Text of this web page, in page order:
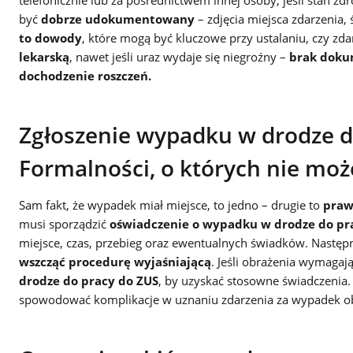
być dobrze udokumentowany – zdjęcia miejsca
to dowody, które mogą być kluczowe przy ustalaniu, czy
lekarską, nawet jeśli uraz wydaje się niegroźny – brak
dochodzenie roszczeń.
Zgłoszenie wypadku w drodze
Formalności, o których nie
Sam fakt, że wypadek miał miejsce, to jedno – drugie to
musi sporządzić oświadczenie o wypadku w drodze do
miejsce, czas, przebieg oraz ewentualnych świadków.
wszcząć procedurę wyjaśniającą. Jeśli obrażenia
drodze do pracy do ZUS, by uzyskać stosowne
spowodować komplikacje w uznaniu zdarzenia za wypadek